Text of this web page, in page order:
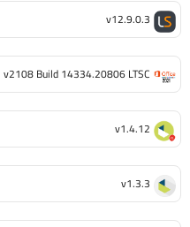
v12.9.0.3
v2108 Build 14334.20806 LTSC
v1.4.12
v1.3.3